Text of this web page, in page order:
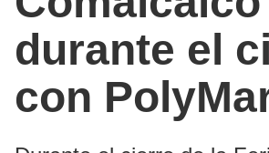
durante el
con